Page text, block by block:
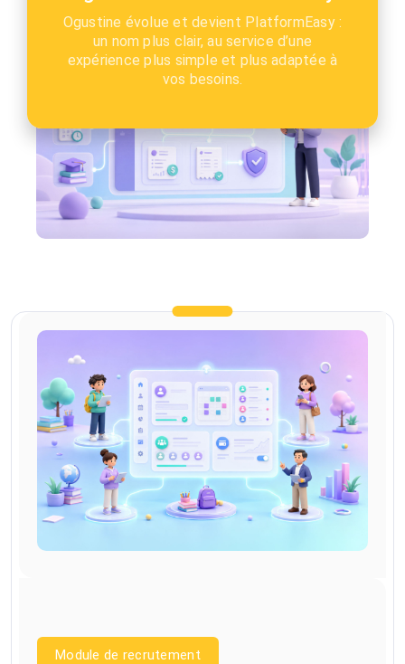
Module de recrutement
Ogustine évolue et devient PlatformEasy :
un nom plus clair, au service d’une
expérience plus simple et plus adaptée à
vos besoins.